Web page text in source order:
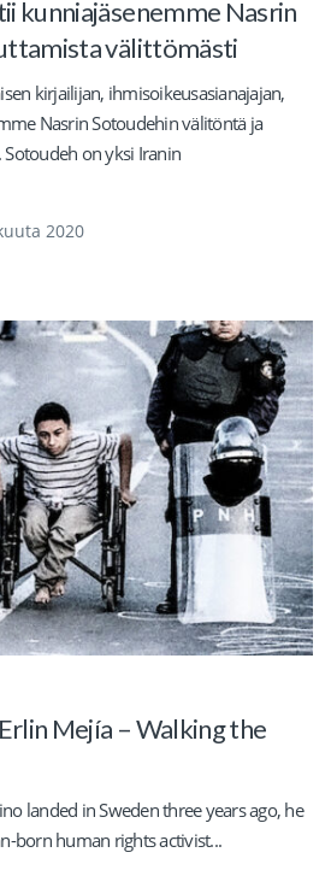
kunniajäsenemme Nasrin
välittömästi
kirjailijan, ihmisoikeusasianajajan,
Nasrin Sotoudehin välitöntä ja
on yksi Iranin
2020
Mejía – Walking the
landed in Sweden three years ago, he
born human rights activist...